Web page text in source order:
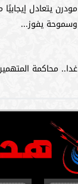
مودرن يتعادل
وسموحة يفوز...
غدا.. محاكمة